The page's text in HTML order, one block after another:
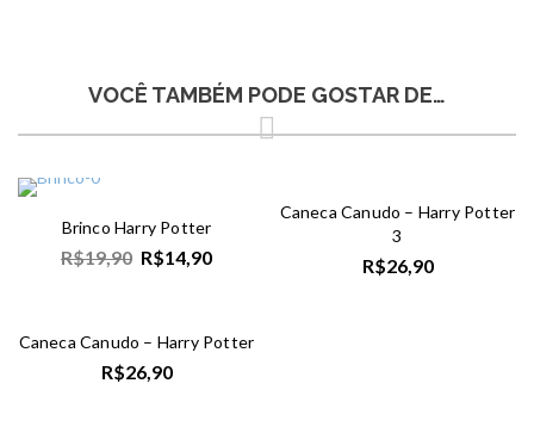
VOCÊ TAMBÉM PODE GOSTAR DE…
Brinco Harry Potter
R$19,90 R$14,90
Caneca Canudo – Harry Potter
3
R$26,90
Caneca Canudo – Harry Potter
R$26,90